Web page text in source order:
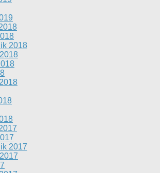
2018
2017